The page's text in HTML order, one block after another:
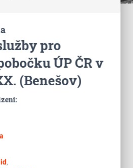
pro
ÚP ČR v
(Benešov)
,